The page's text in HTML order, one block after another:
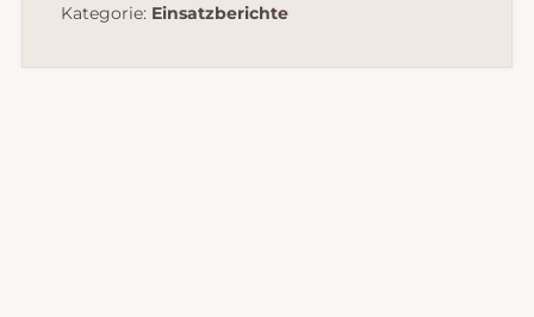
Kategorie: Einsatzberichte